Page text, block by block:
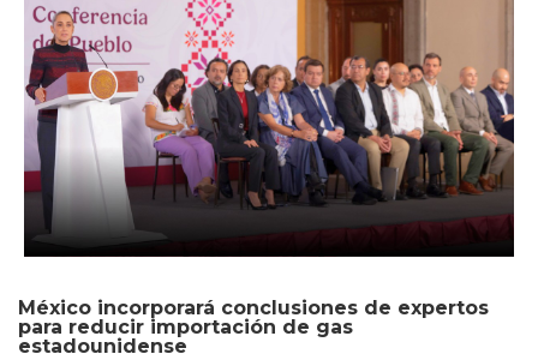
México incorporará conclusiones de expertos
para reducir importación de gas
estadounidense